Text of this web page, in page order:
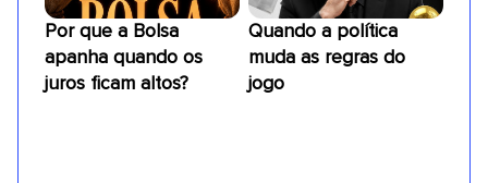
Por que a Bolsa
apanha quando os
juros ficam altos?
Quando a política
muda as regras do
jogo